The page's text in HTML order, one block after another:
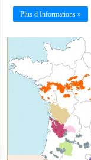
Plus d Informations »